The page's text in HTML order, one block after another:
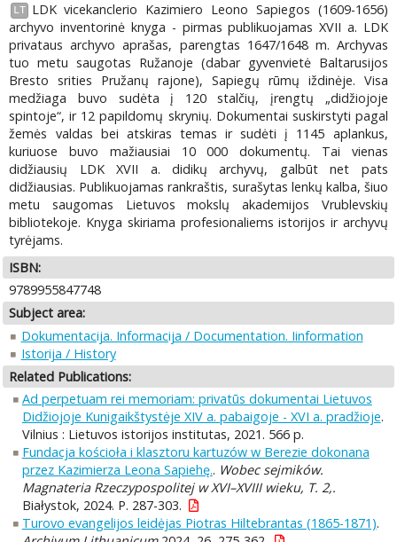
LT
LDK vicekanclerio Kazimiero Leono Sapiegos (1609-1656)
archyvo inventorinė knyga - pirmas publikuojamas XVII a. LDK
privataus archyvo aprašas, parengtas 1647/1648 m. Archyvas
tuo metu saugotas Ružanoje (dabar gyvenvietė Baltarusijos
Bresto srities Pružanų rajone), Sapiegų rūmų iždinėje. Visa
medžiaga buvo sudėta į 120 stalčių, įrengtų „didžiojoje
spintoje“, ir 12 papildomų skrynių. Dokumentai suskirstyti pagal
žemės valdas bei atskiras temas ir sudėti į 1145 aplankus,
kuriuose buvo mažiausiai 10 000 dokumentų. Tai vienas
didžiausių LDK XVII a. didikų archyvų, galbūt net pats
didžiausias. Publikuojamas rankraštis, surašytas lenkų kalba, šiuo
metu saugomas Lietuvos mokslų akademijos Vrublevskių
bibliotekoje. Knyga skiriama profesionaliems istorijos ir archyvų
tyrėjams.
ISBN:
9789955847748
Subject area:
Dokumentacija. Informacija / Documentation. Iinformation
Istorija / History
Related Publications:
Ad perpetuam rei memoriam: privatūs dokumentai Lietuvos
Didžiojoje Kunigaikštystėje XIV a. pabaigoje - XVI a. pradžioje.
Vilnius : Lietuvos istorijos institutas, 2021. 566 p.
Fundacja kościoła i klasztoru kartuzów w Berezie dokonana
przez Kazimierza Leona Sapiehę.. Wobec sejmików.
Magnateria Rzeczypospolitej w XVI–XVIII wieku, T. 2,.
Białystok, 2024. P. 287-303.
Turovo evangelijos leidėjas Piotras Hiltebrantas (1865-1871).